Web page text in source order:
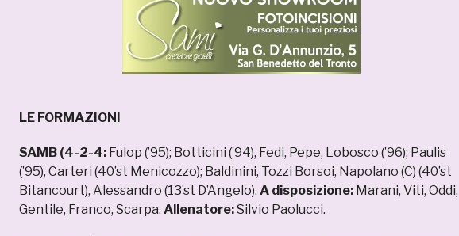
LE FORMAZIONI
SAMB (4-2-4: Fulop (’95); Botticini (’94), Fedi, Pepe, Lobosco (’96); Paulis
(’95), Carteri (40’st Menicozzo); Baldinini, Tozzi Borsoi, Napolano (C) (40’st
Bitancourt), Alessandro (13’st D’Angelo). A disposizione: Marani, Viti, Oddi,
Gentile, Franco, Scarpa. Allenatore:Silvio Paolucci.